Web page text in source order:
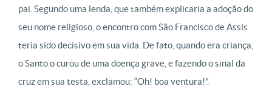
pai. Segundo uma lenda, que também explicaria a adoção do
seu nome religioso, o encontro com São Francisco de Assis
teria sido decisivo em sua vida. De fato, quando era criança,
o Santo o curou de uma doença grave, e fazendo o sinal da
cruz em sua testa, exclamou: “Oh! boa ventura!”.